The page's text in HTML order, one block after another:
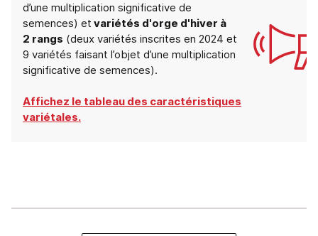
d’une multiplication significative de
semences) et variétés d'orge d'hiver à
2 rangs (deux variétés inscrites en 2024 et
9 variétés faisant l’objet d’une multiplication
significative de semences).
Affichez le tableau des caractéristiques
variétales.